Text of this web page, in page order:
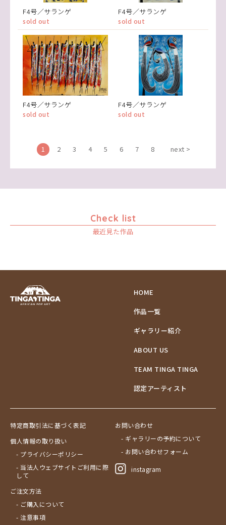
F4号／サランゲ
sold out
F4号／サランゲ
sold out
F4号／サランゲ
sold out
F4号／サランゲ
sold out
1 2 3 4 5 6 7 8 next >
Check list
最近見た作品
HOME
作品一覧
ギャラリー紹介
ABOUT US
TEAM TINGA TINGA
認定アーティスト
特定商取引法に基づく表記
個人情報の取り扱い
- プライバシーポリシー
- 当法人ウェブサイトご利用に際
して
ご注文方法
- ご購入について
- 注意事項
お問い合わせ
- ギャラリーの予約について
- お問い合わせフォーム
instagram